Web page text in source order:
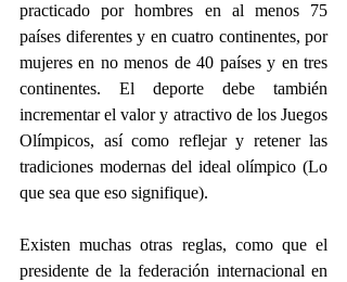
practicado por hombres en al menos 75
países diferentes y en cuatro continentes, por
mujeres en no menos de 40 países y en tres
continentes. El deporte debe también
incrementar el valor y atractivo de los Juegos
Olímpicos, así como reflejar y retener las
tradiciones modernas del ideal olímpico (Lo
que sea que eso signifique).
Existen muchas otras reglas, como que el
presidente de la federación internacional en